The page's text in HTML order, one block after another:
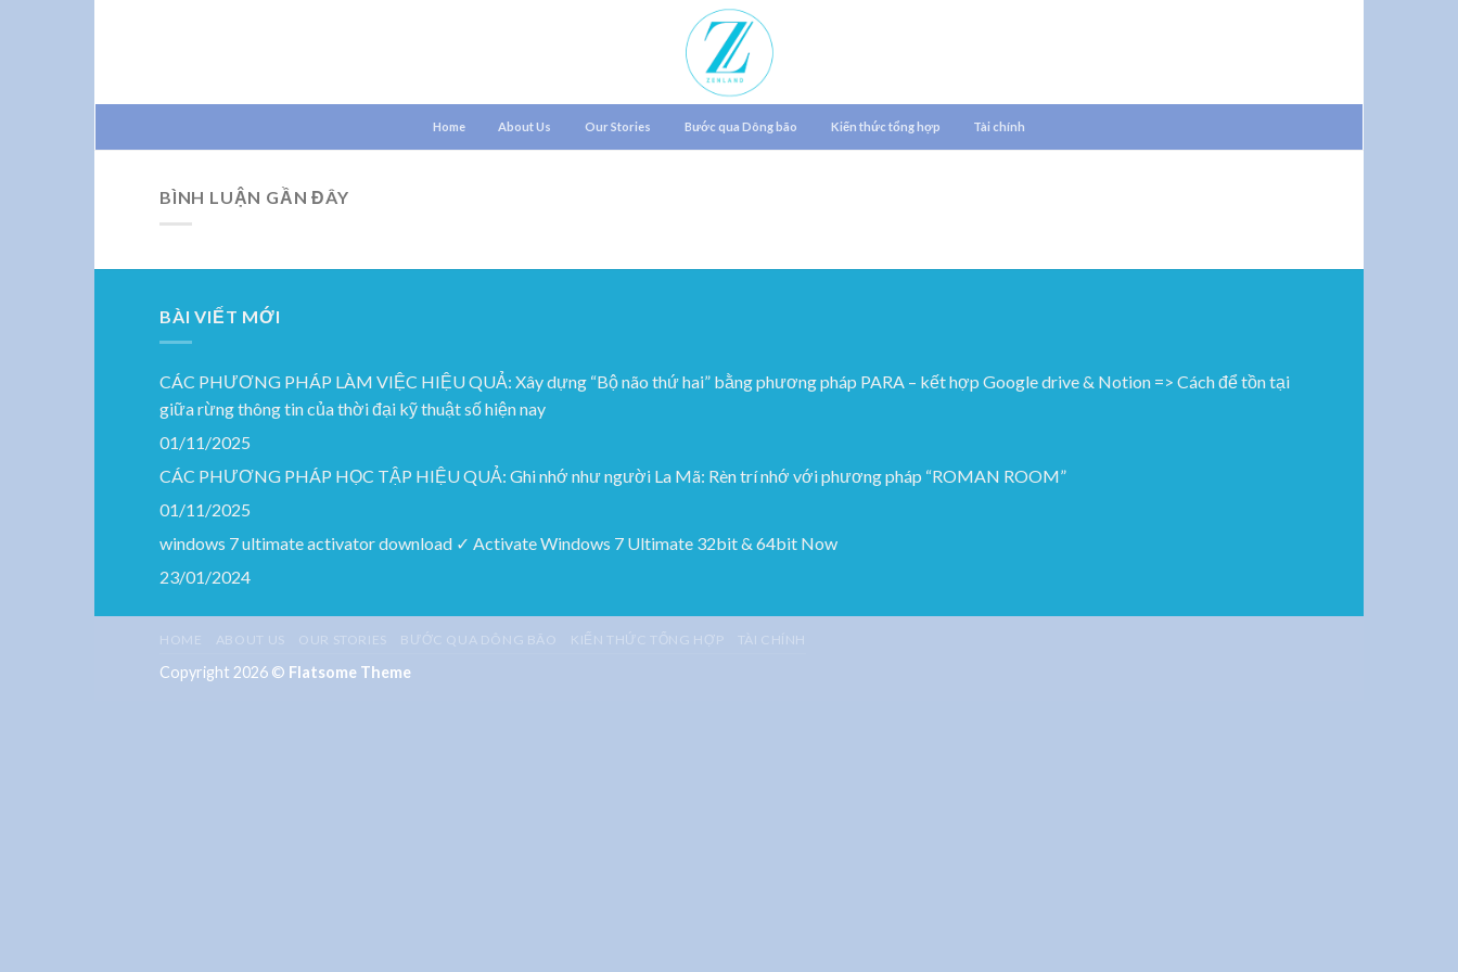
Home About Us Our Stories Bước qua Dông bão Kiến thức tổng hợp Tài chính
BÌNH LUẬN GẦN ĐÂY
BÀI VIẾT MỚI
CÁC PHƯƠNG PHÁP LÀM VIỆC HIỆU QUẢ: Xây dựng “Bộ não thứ hai” bằng phương pháp PARA – kết hợp Google drive & Notion => Cách để tồn tại
giữa rừng thông tin của thời đại kỹ thuật số hiện nay
01/11/2025
CÁC PHƯƠNG PHÁP HỌC TẬP HIỆU QUẢ: Ghi nhớ như người La Mã: Rèn trí nhớ với phương pháp “ROMAN ROOM”
01/11/2025
windows 7 ultimate activator download ✓ Activate Windows 7 Ultimate 32bit & 64bit Now
23/01/2024
HOME ABOUT US OUR STORIES BƯỚC QUA DÔNG BÃO KIẾN THỨC TỔNG HỢP TÀI CHÍNH
Copyright 2026 © Flatsome Theme